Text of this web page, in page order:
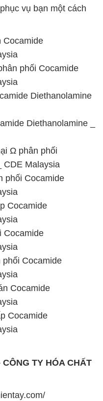
vụ bạn một cách
Cocamide
phối Cocamide
Diethanolamine
Diethanolamine _
Ω phân phối
CDE Malaysia
phối Cocamide
Cocamide
Cocamide
Cocamide
Cocamide
TY HÓA CHẤT